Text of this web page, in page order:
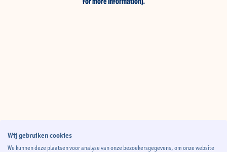
Wij gebruiken cookies
We kunnen deze plaatsen voor analyse van onze bezoekersgegevens, om onze website